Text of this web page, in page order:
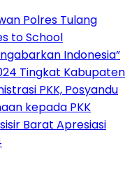
Polres Tulang
to School
Indonesia”
Tingkat Kabupaten
PKK, Posyandu
kepada PKK
Barat Apresiasi